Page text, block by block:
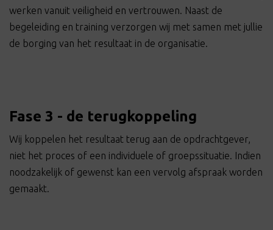
werken vanuit veiligheid en vertrouwen. Naast de
begeleiding en training verzorgen wij met samen met jullie
de borging van het resultaat in de organisatie.
Fase 3 - de terugkoppeling
Wij koppelen het resultaat terug aan de opdrachtgever,
niet het proces of een individuele of groepssituatie. Indien
noodzakelijk of gewenst kan een vervolg afspraak worden
gemaakt.